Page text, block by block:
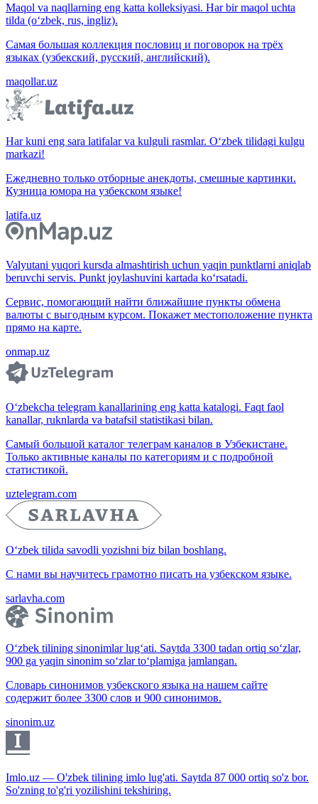
Maqol va naqllarning eng katta kolleksiyasi. Har bir maqol uchta
tilda (o‘zbek, rus, ingliz).
Самая большая коллекция пословиц и поговорок на трёх
языках (узбекский, русский, английский).
maqollar.uz
Har kuni eng sara latifalar va kulguli rasmlar. O‘zbek tilidagi kulgu
markazi!
Ежедневно только отборные анекдоты, смешные картинки.
Кузница юмора на узбекском языке!
latifa.uz
Valyutani yuqori kursda almashtirish uchun yaqin punktlarni aniqlab
beruvchi servis. Punkt joylashuvini kartada ko‘rsatadi.
Сервис, помогающий найти ближайшие пункты обмена
валюты с выгодным курсом. Покажет местоположение пункта
прямо на карте.
onmap.uz
O‘zbekcha telegram kanallarining eng katta katalogi. Faqt faol
kanallar, ruknlarda va batafsil statistikasi bilan.
Самый большой каталог телеграм каналов в Узбекистане.
Только активные каналы по категориям и с подробной
статистикой.
uztelegram.com
O‘zbek tilida savodli yozishni biz bilan boshlang.
С нами вы научитесь грамотно писать на узбекском языке.
sarlavha.com
O‘zbek tilining sinonimlar lug‘ati. Saytda 3300 tadan ortiq so‘zlar,
900 ga yaqin sinonim so‘zlar to‘plamiga jamlangan.
Словарь синонимов узбекского языка на нашем сайте
содержит более 3300 слов и 900 синонимов.
sinonim.uz
Imlo.uz — O'zbek tilining imlo lug'ati. Saytda 87 000 ortiq so'z bor.
So'zning to'g'ri yozilishini tekshiring.